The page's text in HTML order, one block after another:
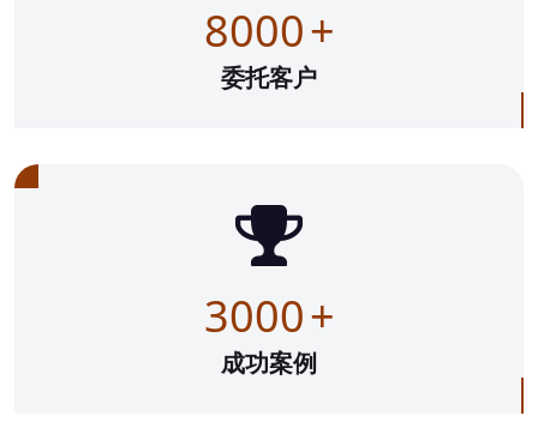
8000+
委托客户
3000+
成功案例